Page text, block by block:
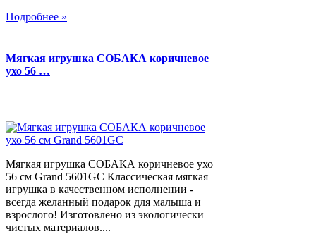
Подробнее »
Мягкая игрушка СОБАКА коричневое
ухо 56 …
Мягкая игрушка СОБАКА коричневое ухо
56 см Grand 5601GC Классическая мягкая
игрушка в качественном исполнении -
всегда желанный подарок для малыша и
взрослого! Изготовлено из экологически
чистых материалов....